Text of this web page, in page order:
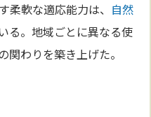
柔軟な適応能力は、 自然
る。地域ごとに異なる使
関わりを築き上げた。